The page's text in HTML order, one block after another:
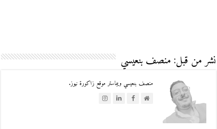
نشر من قبل: منصف بنعيسي
منصف بنعيسي ويبماستر موقع زاكورة نيوز.